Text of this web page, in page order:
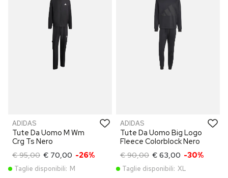
ADIDAS
Tute Da Uomo M Wm
Crg Ts Nero
€ 95,00 € 70,00 -26%
Taglie disponibili: M
ADIDAS
Tute Da Uomo Big Logo
Fleece Colorblock Nero
€ 90,00 € 63,00 -30%
Taglie disponibili: XL